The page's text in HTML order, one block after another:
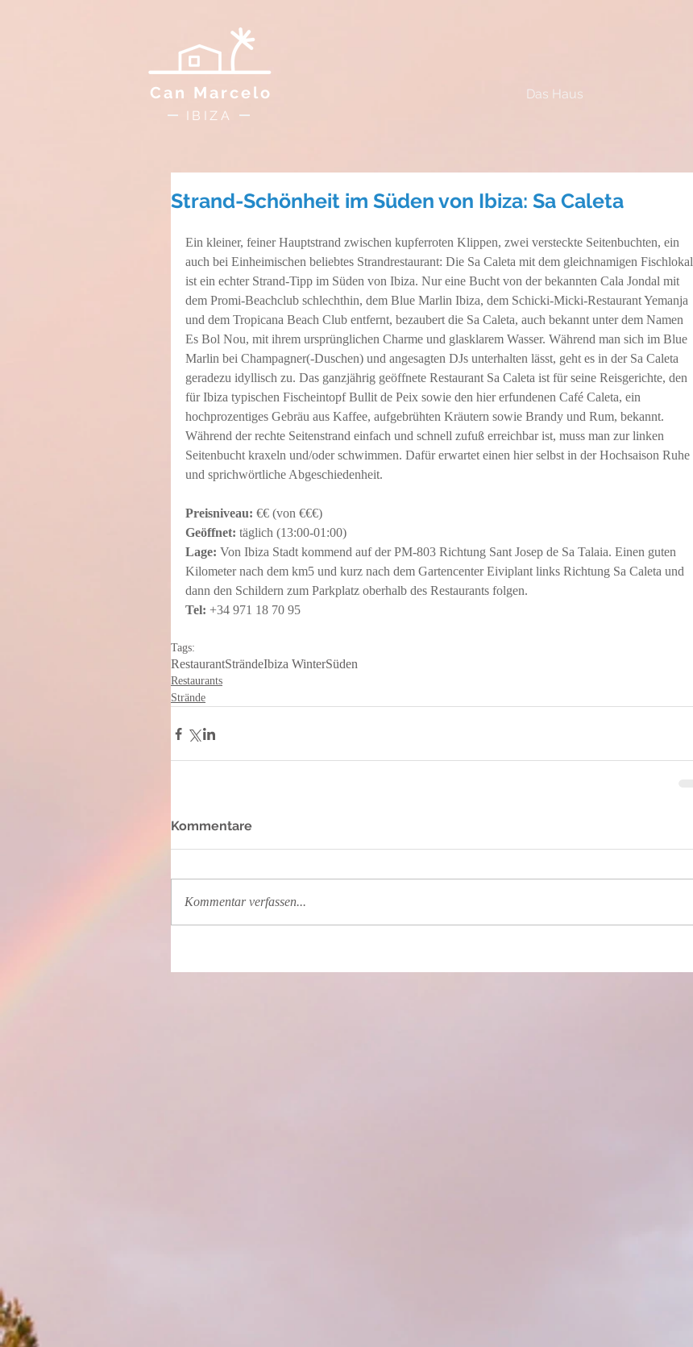
Das Haus
Can Marcelo
IBIZA
Strand-Schönheit im Süden von Ibiza: Sa Caleta
Ein kleiner, feiner Hauptstrand zwischen kupferroten Klippen, zwei versteckte Seitenbuchten, ein
auch bei Einheimischen beliebtes Strandrestaurant: Die Sa Caleta mit dem gleichnamigen Fischlokal
ist ein echter Strand-Tipp im Süden von Ibiza. Nur eine Bucht von der bekannten Cala Jondal mit
dem Promi-Beachclub schlechthin, dem Blue Marlin Ibiza, dem Schicki-Micki-Restaurant Yemanja
und dem Tropicana Beach Club entfernt, bezaubert die Sa Caleta, auch bekannt unter dem Namen
Es Bol Nou, mit ihrem ursprünglichen Charme und glasklarem Wasser. Während man sich im Blue
Marlin bei Champagner(-Duschen) und angesagten DJs unterhalten lässt, geht es in der Sa Caleta
geradezu idyllisch zu. Das ganzjährig geöffnete Restaurant Sa Caleta ist für seine Reisgerichte, den
für Ibiza typischen Fischeintopf Bullit de Peix sowie den hier erfundenen Café Caleta, ein
hochprozentiges Gebräu aus Kaffee, aufgebrühten Kräutern sowie Brandy und Rum, bekannt.
Während der rechte Seitenstrand einfach und schnell zufuß erreichbar ist, muss man zur linken
Seitenbucht kraxeln und/oder schwimmen. Dafür erwartet einen hier selbst in der Hochsaison Ruhe
und sprichwörtliche Abgeschiedenheit.
Preisniveau: €€ (von €€€)
Geöffnet: täglich (13:00-01:00)
Lage: Von Ibiza Stadt kommend auf der PM-803 Richtung Sant Josep de Sa Talaia. Einen guten
Kilometer nach dem km5 und kurz nach dem Gartencenter Eiviplant links Richtung Sa Caleta und
dann den Schildern zum Parkplatz oberhalb des Restaurants folgen.
Tel: +34 971 18 70 95
Tags:
RestaurantSträndeIbiza WinterSüden
Restaurants
Strände
Kommentare
Kommentar verfassen...